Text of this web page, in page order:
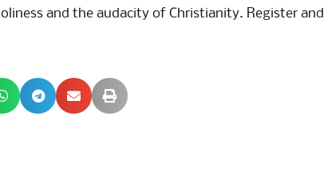
and the audacity of Christianity. Register and